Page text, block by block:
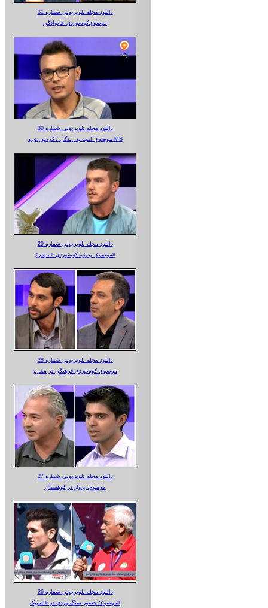
دانلود مجله تلویزیونی شماره 31
موضوع:کوه‌نوردی خانوادگی
دانلود مجله تلویزیونی شماره 30
موضوع: امید به زندگی / کوه‌نوردی و MS
دانلود مجله تلویزیونی شماره 29
موضوع: پروژه کوه‌نوردی «سیمرغ»
دانلود مجله تلویزیونی شماره 28
موضوع: کوه‌نوردی فرهنگی در محرم
دانلود مجله تلویزیونی شماره 27
موضوع: پرواز در کوهستان
دانلود مجله تلویزیونی شماره 26
موضوع: حضور سنگ‌نوردی در «المپیک»